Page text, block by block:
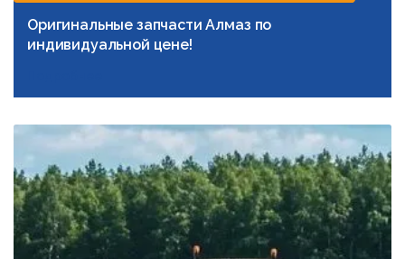
Оригинальные запчасти Алмаз по
индивидуальной цене!